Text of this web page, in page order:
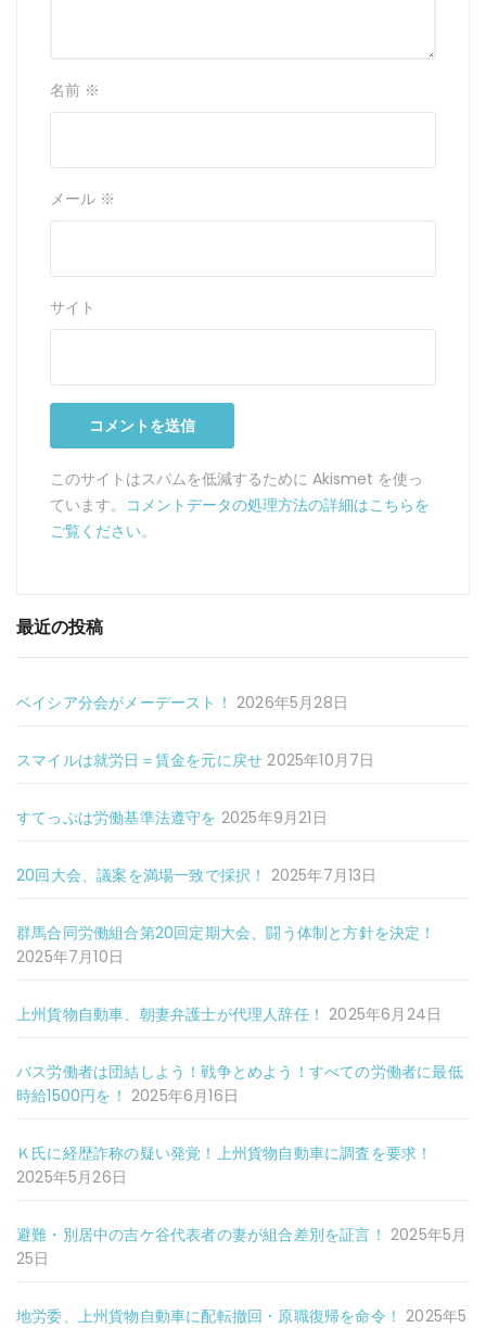
名前 ※
メール ※
サイト
このサイトはスパムを低減するために Akismet を使っ
ています。 コメントデータの処理方法の詳細はこちらを
ご覧ください。
最近の投稿
ベイシア分会がメーデースト！ 2026年5月28日
スマイルは就労日＝賃金を元に戻せ 2025年10月7日
すてっぷは労働基準法遵守を 2025年9月21日
20回大会、議案を満場一致で採択！ 2025年7月13日
群馬合同労働組合第20回定期大会、闘う体制と方針を決定！
2025年7月10日
上州貨物自動車、朝妻弁護士が代理人辞任！ 2025年6月24日
バス労働者は団結しよう！戦争とめよう！すべての労働者に最低
時給1500円を！ 2025年6月16日
Ｋ氏に経歴詐称の疑い発覚！上州貨物自動車に調査を要求！
2025年5月26日
避難・別居中の吉ケ谷代表者の妻が組合差別を証言！ 2025年5月
25日
地労委、上州貨物自動車に配転撤回・原職復帰を命令！ 2025年5